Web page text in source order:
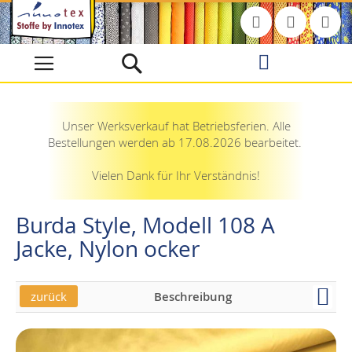
Direkt
zum
Inhalt
Unser Werksverkauf hat Betriebsferien. Alle
Bestellungen werden ab 17.08.2026 bearbeitet.
Vielen Dank für Ihr Verständnis!
Burda Style, Modell 108 A
Jacke, Nylon ocker
zurück Beschreibung
Skip
Skip